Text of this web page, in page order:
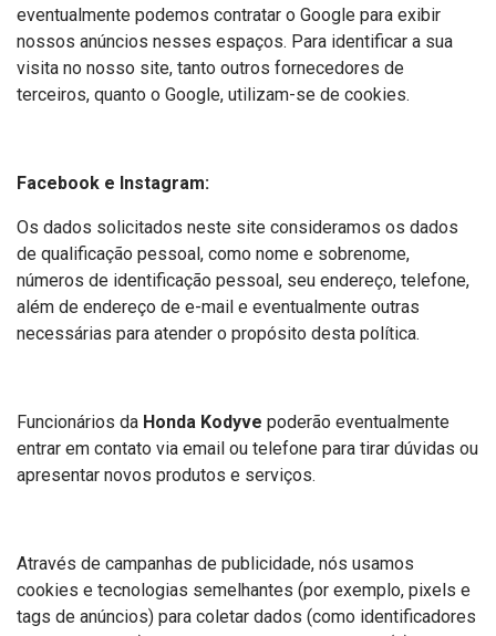
eventualmente podemos contratar o Google para exibir
nossos anúncios nesses espaços. Para identificar a sua
visita no nosso site, tanto outros fornecedores de
terceiros, quanto o Google, utilizam-se de cookies.
Facebook e Instagram:
Os dados solicitados neste site consideramos os dados
de qualificação pessoal, como nome e sobrenome,
números de identificação pessoal, seu endereço, telefone,
além de endereço de e-mail e eventualmente outras
necessárias para atender o propósito desta política.
Funcionários da Honda Kodyve poderão eventualmente
entrar em contato via email ou telefone para tirar dúvidas ou
apresentar novos produtos e serviços.
Através de campanhas de publicidade, nós usamos
cookies e tecnologias semelhantes (por exemplo, pixels e
tags de anúncios) para coletar dados (como identificadores